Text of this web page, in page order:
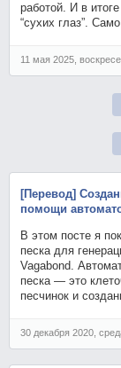
работой. И в
“сухих глаз”.
11 мая 2025,
[Перевод]
помощи
В этом посте я
песка для
Vagabond.
песка — это
песчинок и
30 декабря 2020,